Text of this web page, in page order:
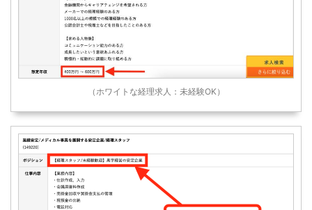
（ホワイトな経理求人：未経験OK）